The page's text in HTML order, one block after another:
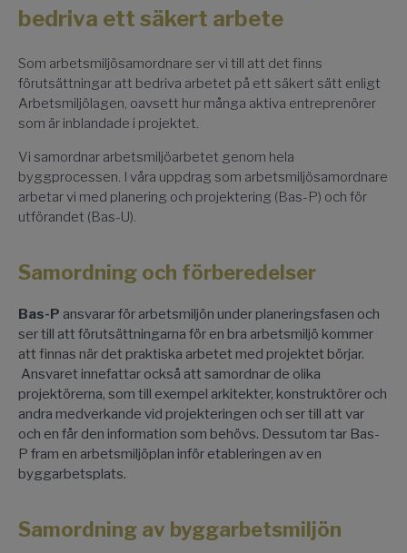
bedriva ett säkert arbete
Som arbetsmiljösamordnare ser vi till att det finns
förutsättningar att bedriva arbetet på ett säkert sätt enligt
Arbetsmiljölagen, oavsett hur många aktiva entreprenörer
som är inblandade i projektet.
Vi samordnar arbetsmiljöarbetet genom hela
byggprocessen. I våra uppdrag som arbetsmiljösam­ordnare
arbetar vi med planering och projektering (Bas-P) och för
utförandet (Bas-U).
Samordning och förberedelser
Bas-P ansvarar för arbetsmiljön under planeringsfasen och
ser till att förutsättningarna för en bra arbetsmiljö kommer
att finnas när det praktiska arbetet med projektet börjar.
Ansvaret innefattar också att samordnar de olika
projektörerna, som till exempel arkitekter, konstruktörer och
andra medverkande vid projekteringen och ser till att var
och en får den information som behövs. Dessutom tar Bas-
P fram en arbetsmiljöplan inför etableringen av en
byggarbetsplats.
Samordning av byggarbetsmiljön